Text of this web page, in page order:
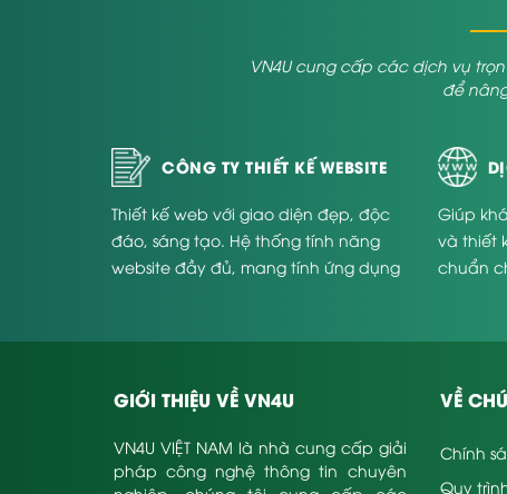
VN4U cung cấp các dịch vụ
để
CÔNG TY THIẾT KẾ WEBSITE
Thiết kế web với giao diện đẹp, độc
đáo, sáng tạo. Hệ thống tính năng
website đầy đủ, mang tính ứng dụng
Giúp
và thiết
chuẩn
GIỚI THIỆU VỀ VN4U
VN4U VIỆT NAM là nhà cung cấp giải
pháp công nghệ thông tin chuyên
VỀ
Chính
Quy